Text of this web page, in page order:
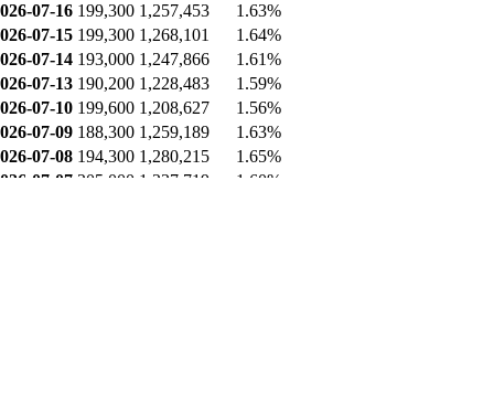
07-16 199,300 1,257,453
1.63%
07-15 199,300 1,268,101
1.64%
07-14 193,000 1,247,866
1.61%
07-13 190,200 1,228,483
1.59%
07-10 199,600 1,208,627
1.56%
07-09 188,300 1,259,189
1.63%
07-08 194,300 1,280,215
1.65%
07-07 205,000 1,237,719 1.60%